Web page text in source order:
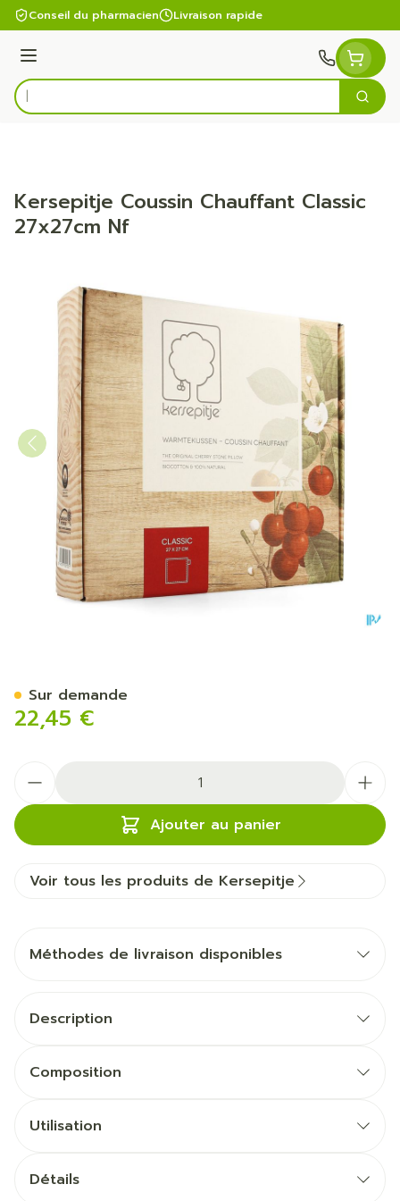
Aller au contenu
Conseil du pharmacien Livraison rapide
Menu
Rechercher
Kersepitje Coussin Chauffant Classic
27x27cm Nf
22,45 €
Ajouter au panier
Sur demande
Voir tous les produits de Kersepitje
Méthodes de livraison disponibles
Description
Composition
Utilisation
Détails